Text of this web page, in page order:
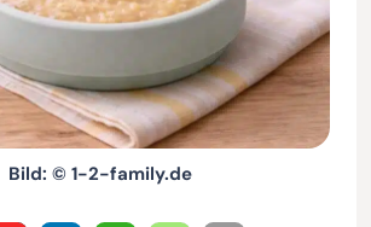
Bild: © 1-2-family.de